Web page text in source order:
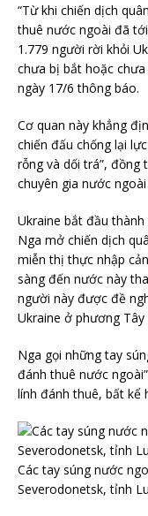
“Từ khi chiến dịch
thuê nước ngoài đã
1.779 người rời khỏi
chưa bị bắt hoặc chưa
ngày 17/6 thông báo.
Cơ quan này khẳng
chiến đấu chống lại
rỗng và dối trá”, đồng
chuyên gia nước
Ukraine bắt đầu
Nga mở chiến dịch
miễn thị thực nhập
sàng đến nước này
người này được đề
Ukraine ở phương
Nga gọi những tay
đánh thuê nước
lính đánh thuê, bất kể
Các tay súng nước
Severodonetsk, tỉnh